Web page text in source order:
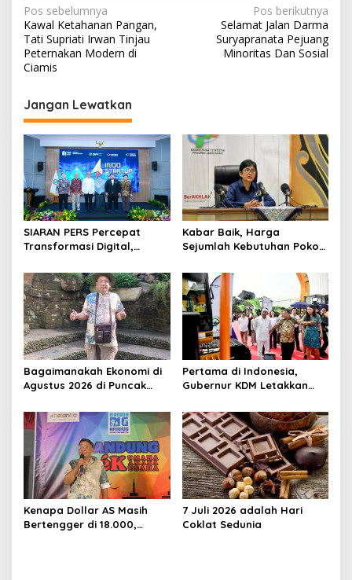
N
a
v
i
g
a
s
i
p
o
s
Pos sebelumnya
Kawal Ketahanan Pangan,
Tati Supriati Irwan Tinjau
Peternakan Modern di
Ciamis
Pos berikutnya
Selamat Jalan Darma
Suryapranata Pejuang
Minoritas Dan Sosial
Jangan Lewatkan
SIARAN PERS Percepat
Transformasi Digital,
Ekosistem Startup Nasional
Kabar Baik, Harga
Sejumlah Kebutuhan Pokok
0,05 Persen
Bagaimanakah Ekonomi di
Agustus 2026 di Puncak
Pertama di Indonesia,
Gubernur KDM Letakkan
Berat Elektrik di Karawang
Kenapa Dollar AS Masih
Bertengger di 18.000,
7 Juli 2026 adalah Hari
Coklat Sedunia